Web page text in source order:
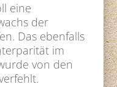
eine
der
Das ebenfalls
im
von den